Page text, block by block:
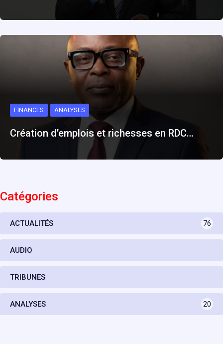
FINANCES ANALYSES
Création d’emplois et richesses en RDC…
Catégories
ACTUALITÉS 76
AUDIO
TRIBUNES
ANALYSES 20